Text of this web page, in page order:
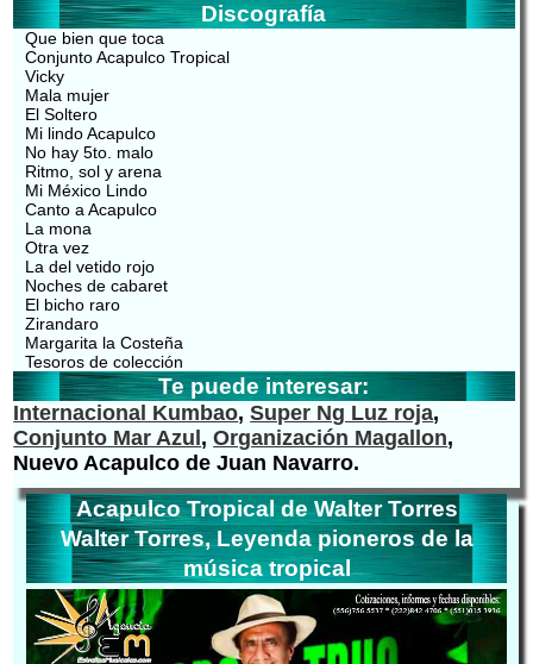
Discografía
Que bien que toca
Conjunto Acapulco Tropical
Vicky
Mala mujer
El Soltero
Mi lindo Acapulco
No hay 5to. malo
Ritmo, sol y arena
Mi México Lindo
Canto a Acapulco
La mona
Otra vez
La del vetido rojo
Noches de cabaret
El bicho raro
Zirandaro
Margarita la Costeña
Tesoros de colección
Te puede interesar:
Internacional Kumbao,Super Ng Luz roja,
Conjunto Mar Azul ,Organización Magallon,
Nuevo Acapulco de Juan Navarro.
Acapulco Tropical de Walter Torres
Walter Torres, Leyenda pioneros de la
música tropical